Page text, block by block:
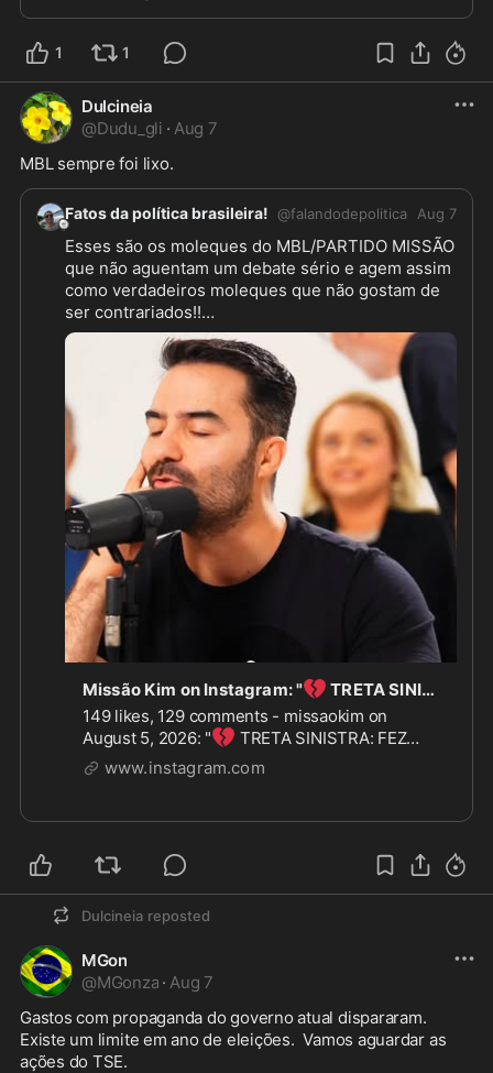
da minha filha. Fui calado nas minhas redes ...
1 1
Dulcineia
@Dudu_gli · Aug 7
MBL sempre foi lixo.
Fatos da política brasileira! @falandodepolitica Aug 7
Esses são os moleques do MBL/PARTIDO MISSÃO
que não aguentam um debate sério e agem assim
como verdadeiros moleques que não gostam de
ser contrariados!!
O MBL É UM LIXO!
https://www.instagram.com/reel/DbrfVnkxR...
Missão Kim on Instagram: "💔 TRETA SINISTRA: FEZ BARBA, CABELO E BIGODE! #CortesMBL #MBL
149 likes, 129 comments - missaokim on
August 5, 2026: "💔 TRETA SINISTRA: FEZ
BARBA, CABELO E BIGODE! #CortesMBL #MBL
👉Siga o nosso CANAL e Faça parte dessa
www.instagram.com
Dulcineia reposted
MGon
@MGonza · Aug 7
Gastos com propaganda do governo atual dispararam.
Existe um limite em ano de eleições.  Vamos aguardar as
ações do TSE.